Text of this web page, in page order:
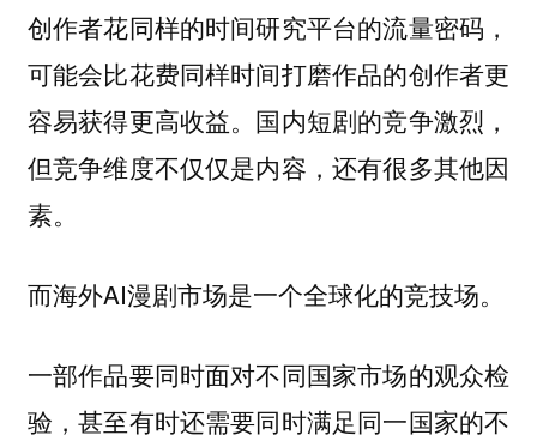
创作者花同样的时间研究平台的流量密码，
可能会比花费同样时间打磨作品的创作者更
容易获得更高收益。国内短剧的竞争激烈，
但竞争维度不仅仅是内容，还有很多其他因
素。
而海外AI漫剧市场是一个全球化的竞技场。
一部作品要同时面对不同国家市场的观众检
验，甚至有时还需要同时满足同一国家的不